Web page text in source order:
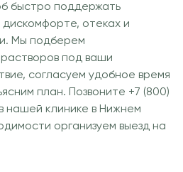
быстро поддержать
отеках и
Мы подберем
под ваши
согласуем удобное время
план. Позвоните +7 (800)
нашей клинике в Нижнем
организуем выезд на